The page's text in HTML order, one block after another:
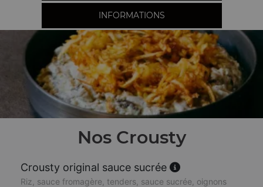
INFORMATIONS
Nos Crousty
Crousty original sauce sucrée
Riz, sauce fromagère, tenders, sauce sucrée, oignons